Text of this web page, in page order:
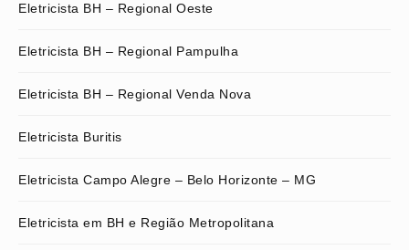
Eletricista BH – Regional Oeste
Eletricista BH – Regional Pampulha
Eletricista BH – Regional Venda Nova
Eletricista Buritis
Eletricista Campo Alegre – Belo Horizonte – MG
Eletricista em BH e Região Metropolitana